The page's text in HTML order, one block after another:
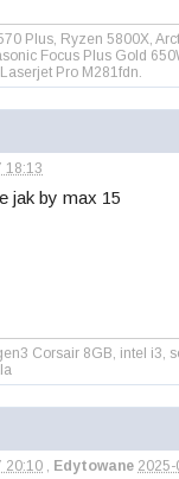
Plus, Ryzen 5800X,
Focus Plus Gold
Pro M281fdn.
18:13
jak by max 15
Corsair 8GB, intel i3,
20:10 , Edytowane 2025-